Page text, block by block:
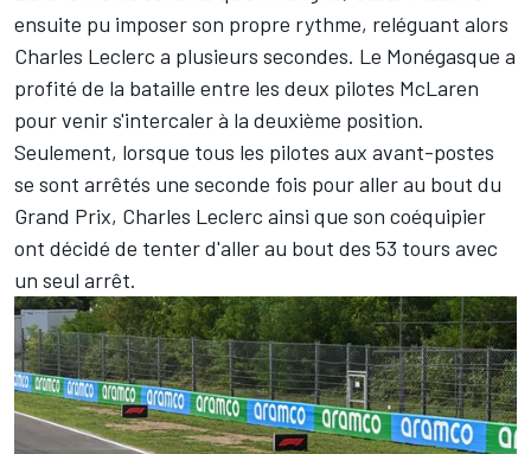
ensuite pu imposer son propre rythme, reléguant alors
Charles Leclerc a plusieurs secondes. Le Monégasque a
profité de la bataille entre les deux pilotes McLaren
pour venir s'intercaler à la deuxième position.
Seulement, lorsque tous les pilotes aux avant-postes
se sont arrêtés une seconde fois pour aller au bout du
Grand Prix, Charles Leclerc ainsi que son coéquipier
ont décidé de tenter d'aller au bout des 53 tours avec
un seul arrêt.